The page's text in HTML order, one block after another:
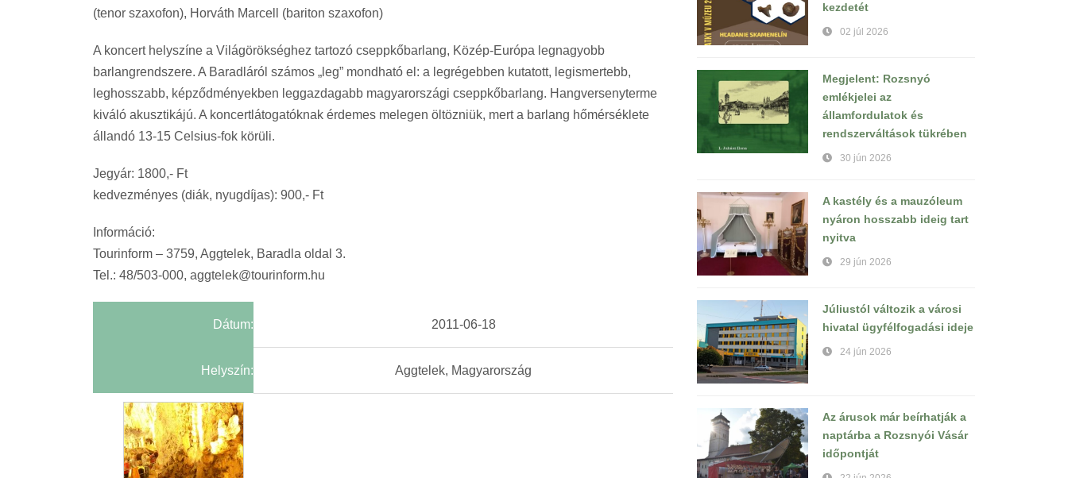
(tenor szaxofon), Horváth Marcell (bariton szaxofon)
A koncert helyszíne a Világörökséghez tartozó cseppkőbarlang, Közép-Európa legnagyobb
barlangrendszere. A Baradláról számos „leg” mondható el: a legrégebben kutatott, legismertebb,
leghosszabb, képződményekben leggazdagabb magyarországi cseppkőbarlang. Hangversenyterme
kiváló akusztikájú. A koncertlátogatóknak érdemes melegen öltözniük, mert a barlang hőmérséklete
állandó 13-15 Celsius-fok körüli.
Jegyár: 1800,- Ft
kedvezményes (diák, nyugdíjas): 900,- Ft
Információ:
Tourinform – 3759, Aggtelek, Baradla oldal 3.
Tel.: 48/503-000, aggtelek@tourinform.hu
Dátum: 2011-06-18
Helyszín: Aggtelek, Magyarország
kezdetét
02 júl 2026
Megjelent: Rozsnyó
emlékjelei az
államfordulatok és
rendszerváltások tükrében
30 jún 2026
A kastély és a mauzóleum
nyáron hosszabb ideig tart
nyitva
29 jún 2026
Júliustól változik a városi
hivatal ügyfélfogadási ideje
24 jún 2026
Az árusok már beírhatják a
naptárba a Rozsnyói Vásár
időpontját